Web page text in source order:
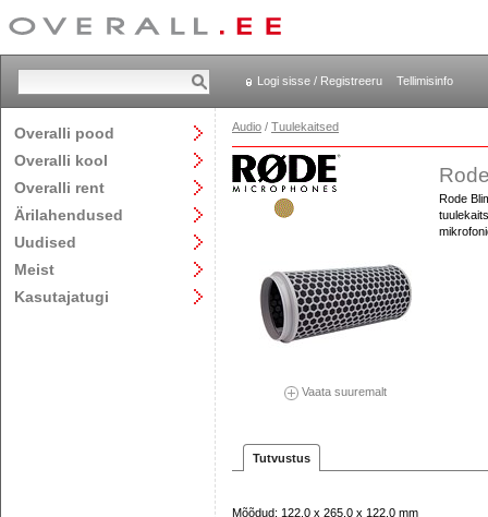
Logi sisse / Registreeru Tellimisinfo
Overalli pood
Overalli kool
Overalli rent
Ärilahendused
Uudised
Meist
Kasutajatugi
Audio / Tuulekaitsed
Vaata suuremalt
Rode
Tutvustus
Mõõdud: 122.0 x 265.0 x 122.0 mm